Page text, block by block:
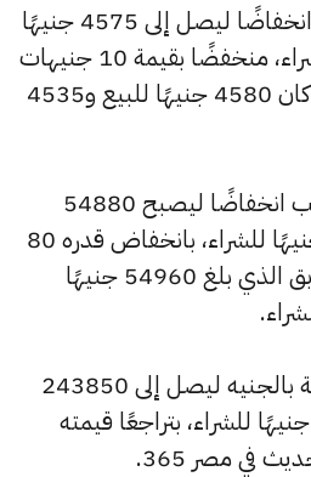
كما سجل سعر عيار 14 انخفاضًا ليصل إلى 4575 جنيهًا
للبيع و4525 جنيهًا للشراء، منخفضًا بقيمة 10 جنيهات
عن السعر السابق الذي كان 4580 جنيهًا للبيع و4535
وشهد سعر الجنيه الذهب انخفاضًا ليصبح 54880
جنيهًا للبيع و54320 جنيهًا للشراء، بانخفاض قدره 80
جنيهات عن السعر السابق الذي بلغ 54960 جنيهًا
كما انخفض سعر الأونصة بالجنيه ليصل إلى 243850
جنيهًا للبيع و241365 جنيهًا للشراء، بتراجعًا قيمته